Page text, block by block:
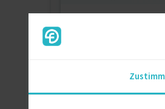
Mode Design
Bachelor of Arts